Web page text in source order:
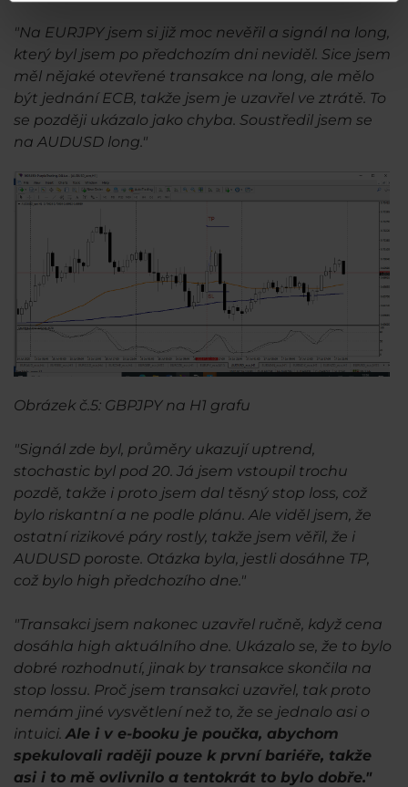
"Na EURJPY jsem si již moc nevěřil a signál na long,
který byl jsem po předchozím dni neviděl. Sice jsem
měl nějaké otevřené transakce na long, ale mělo
být jednání ECB, takže jsem je uzavřel ve ztrátě. To
se později ukázalo jako chyba. Soustředil jsem se
na AUDUSD long."
Obrázek č.5: GBPJPY na H1 grafu
"Signál zde byl, průměry ukazují uptrend,
stochastic byl pod 20. Já jsem vstoupil trochu
pozdě, takže i proto jsem dal těsný stop loss, což
bylo riskantní a ne podle plánu. Ale viděl jsem, že
ostatní rizikové páry rostly, takže jsem věřil, že i
AUDUSD poroste. Otázka byla, jestli dosáhne TP,
což bylo high předchozího dne."
"Transakci jsem nakonec uzavřel ručně, když cena
dosáhla high aktuálního dne. Ukázalo se, že to bylo
dobré rozhodnutí, jinak by transakce skončila na
stop lossu. Proč jsem transakci uzavřel, tak proto
nemám jiné vysvětlení než to, že se jednalo asi o
intuici. Ale i v e-booku je poučka, abychom
spekulovali raději pouze k první bariéře, takže
asi i to mě ovlivnilo a tentokrát to bylo dobře."